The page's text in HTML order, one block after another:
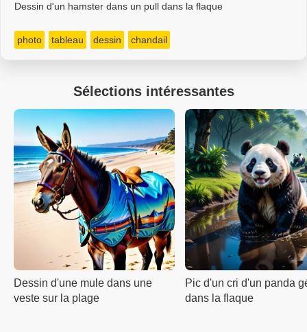
Dessin d'un hamster dans un pull dans la flaque
photo tableau dessin chandail
Sélections intéressantes
Dessin d'une mule dans une
veste sur la plage
Pic d'un cri d'un panda
dans la flaque